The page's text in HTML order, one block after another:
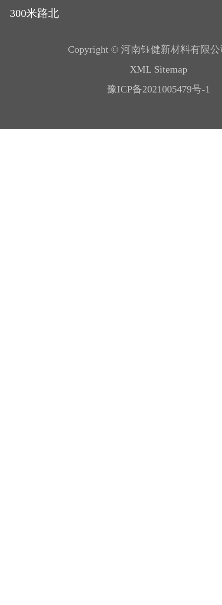
300米路北
Copyright © 河南钰健新材料有限公
XML Sitemap
豫ICP备2021005479号-1